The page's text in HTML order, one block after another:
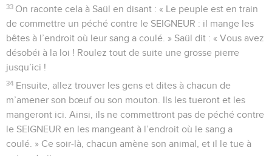
33 On raconte cela à Saül en disant : « Le peuple est en train
de commettre un péché contre le SEIGNEUR : il mange les
bêtes à l’endroit où leur sang a coulé. » Saül dit : « Vous avez
désobéi à la loi ! Roulez tout de suite une grosse pierre
jusqu’ici !
34 Ensuite, allez trouver les gens et dites à chacun de
m’amener son bœuf ou son mouton. Ils les tueront et les
mangeront ici. Ainsi, ils ne commettront pas de péché contre
le SEIGNEUR en les mangeant à l’endroit où le sang a
coulé. » Ce soir-là, chacun amène son animal, et il le tue à